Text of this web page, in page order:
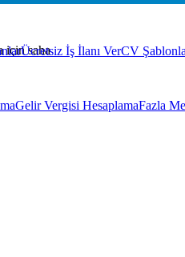
için saha
Ücretsiz İş İlanı VerCV
Gelir Vergisi HesaplamaFazla